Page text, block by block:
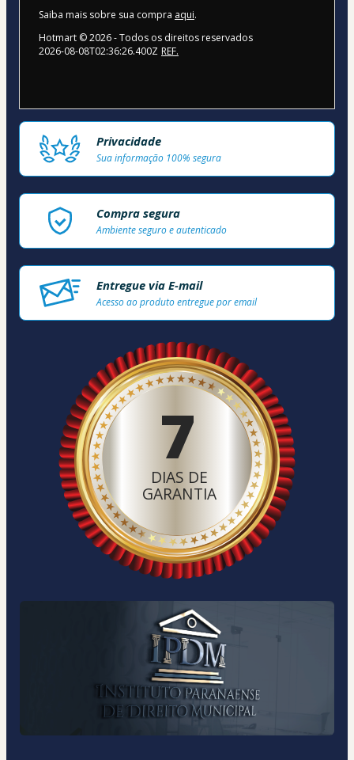
Saiba mais sobre sua compra aqui.
Hotmart ©2026- Todos os direitos reservados
2026-08-08T02:36:26.400Z REF.
Privacidade
Sua informação 100% segura
Compra segura
Ambiente seguro e autenticado
Entregue via E-mail
Acesso ao produto entregue por email
7
DIAS DE
GARANTIA